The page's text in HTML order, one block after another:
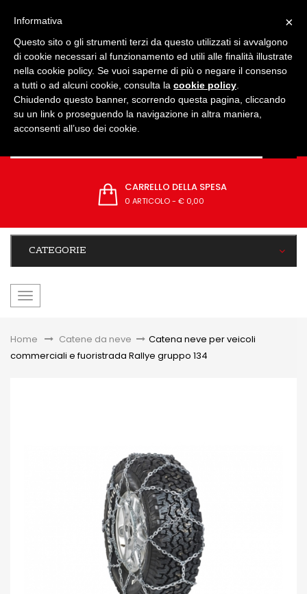
CARRELLO DELLA SPESA
0 ARTICOLO- € 0,00
CATEGORIE
navigazione
Home &gt;Catene da neve > Catena neve per veicoli
commerciali e fuoristrada Rallye gruppo 134
×
Informativa
Questo sito o gli strumenti terzi da questo utilizzati si avvalgono
di cookie necessari al funzionamento ed utili alle finalità illustrate
nella cookie policy. Se vuoi saperne di più o negare il consenso
a tutti o ad alcuni cookie, consulta la cookie policy
Chiudendo questo banner, scorrendo questa pagina, cliccando
su un link o proseguendo la navigazione in altra maniera,
acconsenti all’uso dei cookie.